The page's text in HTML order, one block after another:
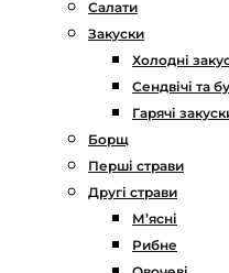
Салати
Закуски
Холодні
Сендвічі та
Гарячі
Борщ
Перші страви
Другі страви
М’ясні
Рибне